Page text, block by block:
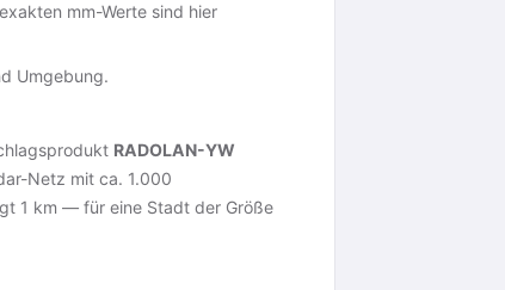
mm-Werte sind hier
Umgebung.
RADOLAN-YW
Netz mit ca. 1.000
1 km — für eine Stadt der Größe